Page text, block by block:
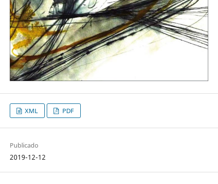
XML PDF
Publicado
2019-12-12